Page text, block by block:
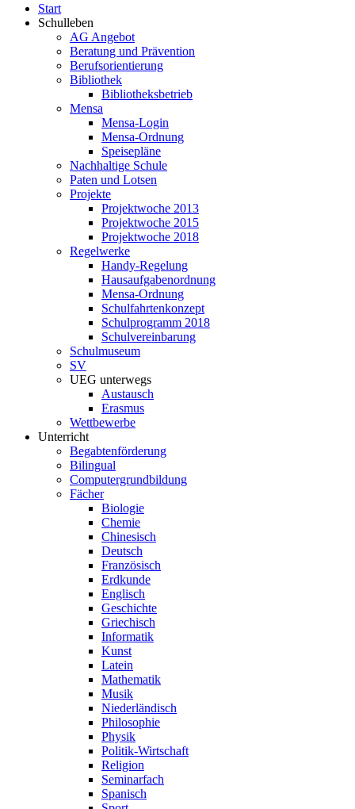
Start
Schulleben
AG Angebot
Beratung und Prävention
Berufsorientierung
Bibliothek
Bibliotheksbetrieb
Mensa
Mensa-Login
Mensa-Ordnung
Speisepläne
Nachhaltige Schule
Paten und Lotsen
Projekte
Projektwoche 2013
Projektwoche 2015
Projektwoche 2018
Regelwerke
Handy-Regelung
Hausaufgabenordnung
Mensa-Ordnung
Schulfahrtenkonzept
Schulprogramm 2018
Schulvereinbarung
Schulmuseum
SV
UEG unterwegs
Austausch
Erasmus
Wettbewerbe
Unterricht
Begabtenförderung
Bilingual
Computergrundbildung
Fächer
Biologie
Chemie
Chinesisch
Deutsch
Französisch
Erdkunde
Englisch
Geschichte
Griechisch
Informatik
Kunst
Latein
Mathematik
Musik
Niederländisch
Philosophie
Physik
Politik-Wirtschaft
Religion
Seminarfach
Spanisch